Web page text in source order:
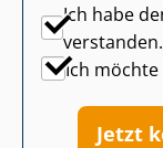
Ich habe
verstanden.
Ich
Jetzt